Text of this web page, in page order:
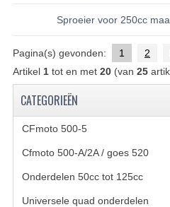
BASHAN
KAPPEN EN
Sproeier voor 250cc
Pagina(s) gevonden: 1 2
Artikel 1tot en met 20(van 25
CATEGORIEËN
CFmoto 500-5(5)
Cfmoto 500-A/2A / goes 520(347)
Onderdelen 50cc tot 125cc(49)
Universele quad onderdelen